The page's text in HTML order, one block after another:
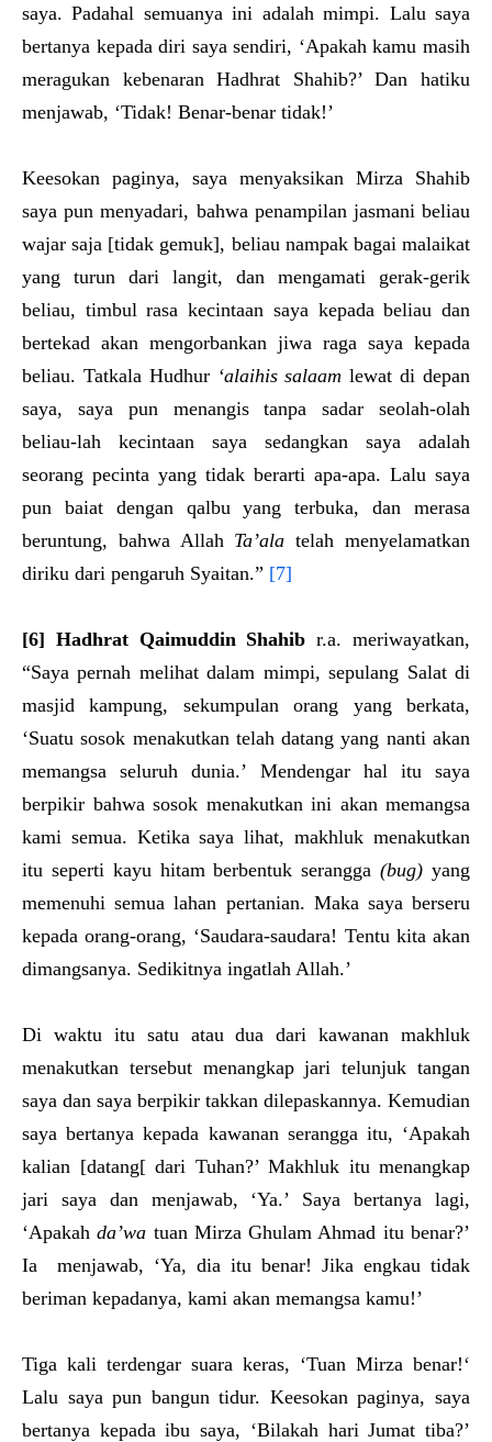
saya. Padahal semuanya ini adalah mimpi. Lalu saya
bertanya kepada diri saya sendiri, ‘Apakah kamu masih
meragukan kebenaran Hadhrat Shahib?’ Dan hatiku
menjawab, ‘Tidak! Benar-benar tidak!’
Keesokan paginya, saya menyaksikan Mirza Shahib
saya pun menyadari, bahwa penampilan jasmani beliau
wajar saja [tidak gemuk], beliau nampak bagai malaikat
yang turun dari langit, dan mengamati gerak-gerik
beliau, timbul rasa kecintaan saya kepada beliau dan
bertekad akan mengorbankan jiwa raga saya kepada
beliau. Tatkala Hudhur ‘alaihis salaamlewat di depan
saya, saya pun menangis tanpa sadar seolah-olah
beliau-lah kecintaan saya sedangkan saya adalah
seorang pecinta yang tidak berarti apa-apa. Lalu saya
pun baiat dengan qalbu yang terbuka, dan merasa
beruntung, bahwa Allah Ta’ala telah menyelamatkan
diriku dari pengaruh Syaitan.” [7]
[6] Hadhrat Qaimuddin Shahib r.a. meriwayatkan,
“Saya pernah melihat dalam mimpi, sepulang Salat di
masjid kampung, sekumpulan orang yang berkata,
‘Suatu sosok menakutkan telah datang yang nanti akan
memangsa seluruh dunia.’ Mendengar hal itu saya
berpikir bahwa sosok menakutkan ini akan memangsa
kami semua. Ketika saya lihat, makhluk menakutkan
itu seperti kayu hitam berbentuk serangga(bug) yang
memenuhi semua lahan pertanian. Maka saya berseru
kepada orang-orang, ‘Saudara-saudara! Tentu kita akan
dimangsanya. Sedikitnya ingatlah Allah.’
Di waktu itu satu atau dua dari kawanan makhluk
menakutkan tersebut menangkap jari telunjuk tangan
saya dan saya berpikir takkan dilepaskannya. Kemudian
saya bertanya kepada kawanan serangga itu, ‘Apakah
kalian [datang[ dari Tuhan?’ Makhluk itu menangkap
jari saya dan menjawab, ‘Ya.’ Saya bertanya lagi,
‘Apakahda’wa tuan Mirza Ghulam Ahmad itu benar?’
Ia menjawab, ‘Ya, dia itu benar! Jika engkau tidak
beriman kepadanya, kami akan memangsa kamu!’
Tiga kali terdengar suara keras, ‘Tuan Mirza benar!‘
Lalu saya pun bangun tidur. Keesokan paginya, saya
bertanya kepada ibu saya, ‘Bilakah hari Jumat tiba?’